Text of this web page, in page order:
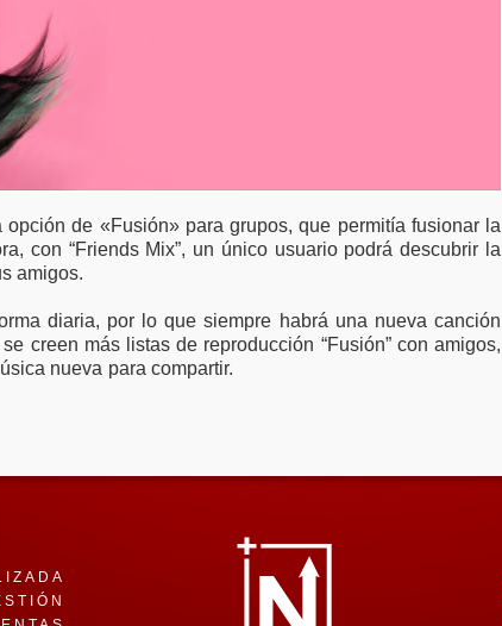
de «Fusión» para grupos, que permitía fusionar la
con “Friends Mix”, un único usuario podrá descubrir la
amigos.
diaria, por lo que siempre habrá una nueva canción
creen más listas de reproducción “Fusión” con amigos,
nueva para compartir.